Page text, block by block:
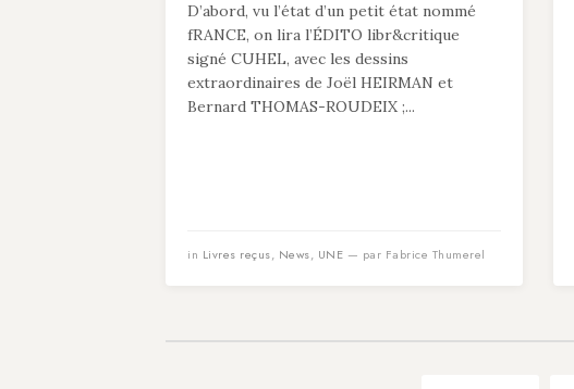
D’abord, vu l’état d’un petit état nommé
fRANCE, on lira l’ÉDITO libr&critique
signé CUHEL, avec les dessins
extraordinaires de Joël HEIRMAN et
Bernard THOMAS-ROUDEIX ;...
in Livres reçus, News, UNE — par Fabrice Thumerel